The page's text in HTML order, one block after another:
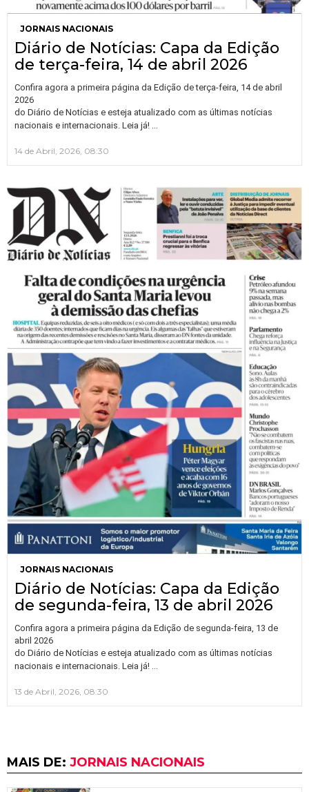
JORNAIS NACIONAIS
Diário de Notícias: Capa da Edição
de terça-feira, 14 de abril 2026
Confira agora a primeira página da Edição de terça-feira, 14 de abril
2026
do Diário de Notícias e esteja atualizado com as últimas notícias
nacionais e internacionais. Leia já! …
14 de Abril, 2026, 08:30
JORNAIS NACIONAIS
Diário de Notícias: Capa da Edição
de segunda-feira, 13 de abril 2026
Confira agora a primeira página da Edição de segunda-feira, 13 de
abril 2026
do Diário de Notícias e esteja atualizado com as últimas notícias
nacionais e internacionais. Leia já!
13 de Abril, 2026, 08:30
MAIS DE: JORNAIS NACIONAIS